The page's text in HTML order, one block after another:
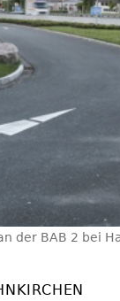
der BAB 2 bei